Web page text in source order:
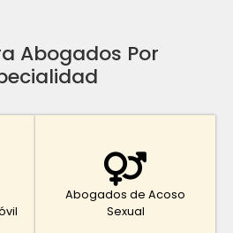
Abogados Por
Abogados de Acoso
Sexual